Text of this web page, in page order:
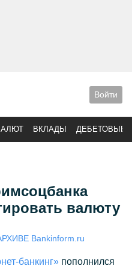
Войти
ВКЛАДЫ ДЕБЕТОВЫЕ
валюту
Bankinform.ru
банкинг» пополнился